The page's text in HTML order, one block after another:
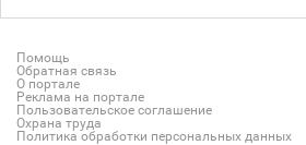
Помощь
Обратная связь
О портале
Реклама на портале
Пользовательское соглашение
Охрана труда
Политика обработки персональных данных